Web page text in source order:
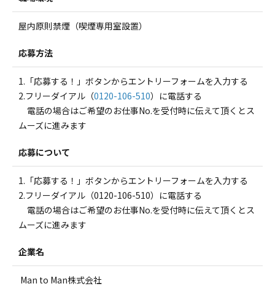
屋内原則禁煙（喫煙専用室設置）
応募方法
1.「応募する！」ボタンからエントリーフォームを入力する
2.フリーダイアル（0120-106-510）に電話する
電話の場合はご希望のお仕事No.を受付時に伝えて頂くとス
ムーズに進みます
応募について
1.「応募する！」ボタンからエントリーフォームを入力する
2.フリーダイアル（0120-106-510）に電話する
電話の場合はご希望のお仕事No.を受付時に伝えて頂くとス
ムーズに進みます
企業名
Man to Man株式会社